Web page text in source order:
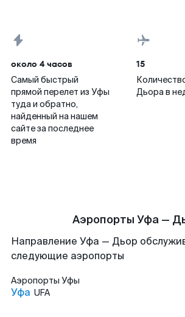
около 4 часов
Самый быстрый
прямой перелет из Уфы
туда и обратно,
найденный на нашем
сайте за последнее
время
15
Дьора в
Аэропорты Уфа —
Направление Уфа — Дьор
следующие аэропорты
Аэропорты Уфы
Уфа UFA